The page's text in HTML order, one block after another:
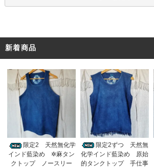
新着商品
限定2 天然無化学
インド藍染め ✲麻タン
クトップ ノースリー
限定2ずつ 天然無
化学インド藍染め 原始
的タンクトップ 手仕事